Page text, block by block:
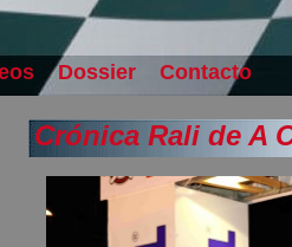
Dossier Contacto
Crónica Rali de A